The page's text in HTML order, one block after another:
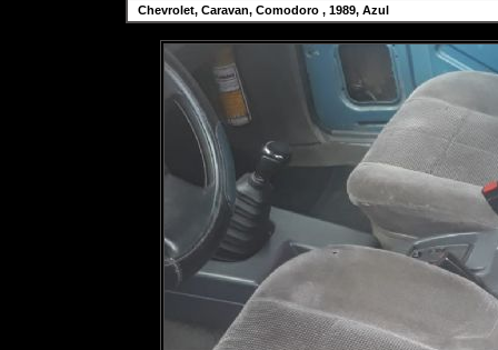
Chevrolet, Caravan, Comodoro , 1989, Azul